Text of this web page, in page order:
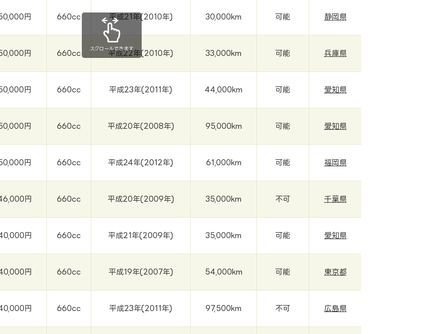
円 660cc 平成21年(2010年) 30,000km 可能 静岡県
円 660cc 平成22年(2010年) 33,000km 可能 兵庫県
円 660cc 平成23年(2011年) 44,000km 可能 愛知県
円 660cc 平成20年(2008年) 95,000km 可能 愛知県
円 660cc 平成24年(2012年) 61,000km 可能 福岡県
円 660cc 平成20年(2009年) 35,000km 不可 千葉県
円 660cc 平成21年(2009年) 35,000km 可能 愛知県
円 660cc 平成19年(2007年) 54,000km 可能 東京都
円 660cc 平成23年(2011年) 97,500km 不可 広島県
スクロールできます